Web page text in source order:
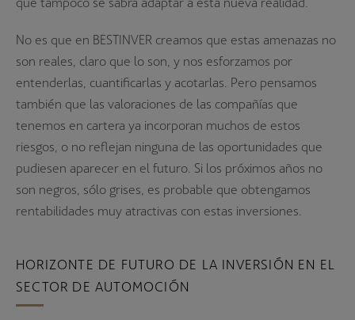
No es que en BESTINVER creamos que estas amenazas no
son reales, claro que lo son, y nos esforzamos por
entenderlas, cuantificarlas y acotarlas. Pero pensamos
también que las valoraciones de las compañías que
tenemos en cartera ya incorporan muchos de estos
riesgos, o no reflejan ninguna de las oportunidades que
pudiesen aparecer en el futuro. Si los próximos años no
son negros, sólo grises, es probable que obtengamos
rentabilidades muy atractivas con estas inversiones.
HORIZONTE DE FUTURO DE LA INVERSIÓN EN EL
SECTOR DE AUTOMOCIÓN